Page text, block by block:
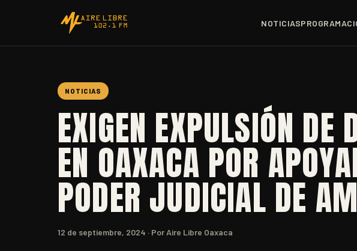
NOTICIAS
NOTICIAS
EXIGEN EXPULSIÓN DE
EN OAXACA POR
PODER JUDICIAL DE
12 de septiembre, 2024 · Por Aire Libre Oaxaca